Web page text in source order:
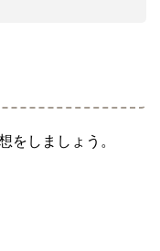
をしましょう。